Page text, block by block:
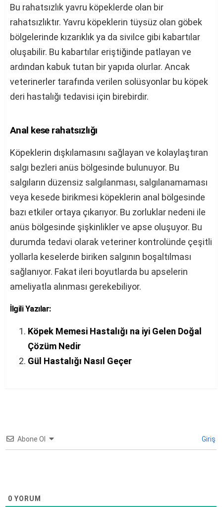
Bu rahatsızlık yavru köpeklerde olan bir
rahatsızlıktır. Yavru köpeklerin tüysüz olan göbek
bölgelerinde kızarıklık ya da sivilce gibi kabartılar
oluşabilir. Bu kabartılar eriştiğinde patlayan ve
ardından kabuk tutan bir yapıda olurlar. Ancak
veterinerler tarafında verilen solüsyonlar bu köpek
deri hastalığı tedavisi için birebirdir.
Anal kese rahatsızlığı
Köpeklerin dışkılamasını sağlayan ve kolaylaştıran
salgı bezleri anüs bölgesinde bulunuyor. Bu
salgıların düzensiz salgılanması, salgılanamaması
veya kesede birikmesi köpeklerin anal bölgesinde
bazı etkiler ortaya çıkarıyor. Bu zorluklar nedeni ile
anüs bölgesinde şişkinlikler ve apse oluşuyor. Bu
durumda tedavi olarak veteriner kontrolünde çeşitli
yollarla keselerde biriken salgının boşaltılması
sağlanıyor. Fakat ileri boyutlarda bu apselerin
ameliyatla alınması gerekebiliyor.
İlgili Yazılar:
Köpek Memesi Hastalığı na iyi Gelen Doğal
Çözüm Nedir
Gül Hastalığı Nasıl Geçer
Abone Ol Giriş
0 YORUM